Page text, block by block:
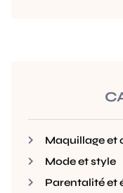
Maquillage et
Mode et style
Parentalité et